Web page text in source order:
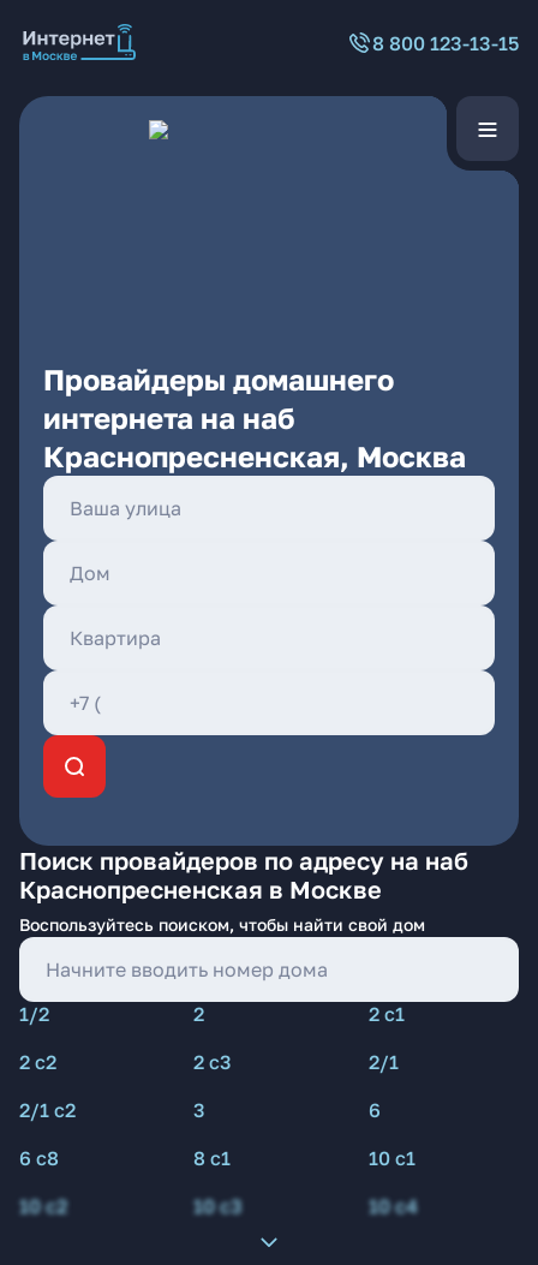
8 800 123-13-15
Провайдеры домашнего
интернета на наб
Краснопресненская, Москва
Поиск провайдеров по адресу на наб
Краснопресненская в Москве
Воспользуйтесь поиском, чтобы найти свой дом
1/2 2
2 с1
2 с2
2 с3
2/1
2/1 с2
3
6
6 с8
8 с1
10 с1
10 с2
10 с3 10 с4